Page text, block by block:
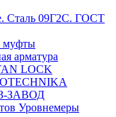
Сталь 09Г2С. ГОСТ
муфты
арматура
LOCK
ЗАВОД
Уровнемеры